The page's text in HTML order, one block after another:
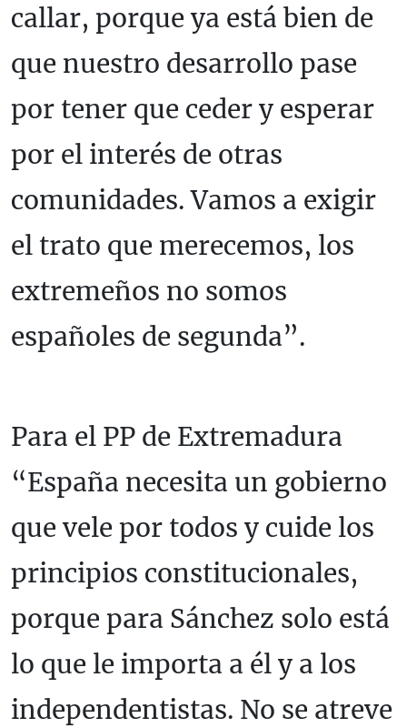
callar, porque ya está bien de
que nuestro desarrollo pase
por tener que ceder y esperar
por el interés de otras
comunidades. Vamos a exigir
el trato que merecemos, los
extremeños no somos
españoles de segunda”.
Para el PP de Extremadura
“España necesita un gobierno
que vele por todos y cuide los
principios constitucionales,
porque para Sánchez solo está
lo que le importa a él y a los
independentistas. No se atreve